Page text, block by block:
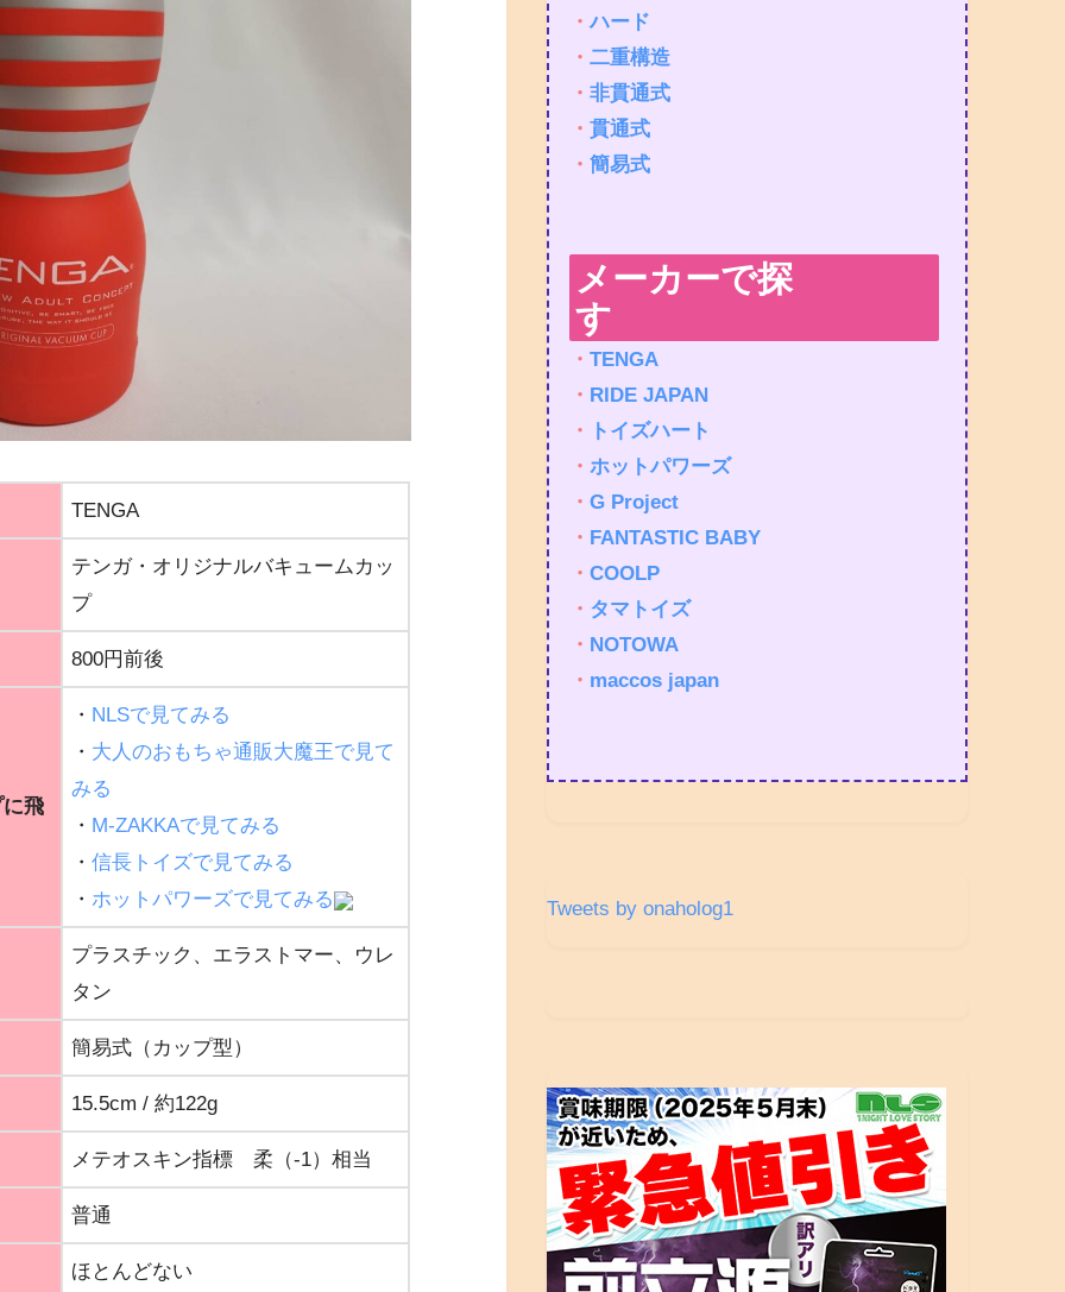
TENGA
テンガ・オリジナルバキュームカッ
プ
800円前後
飛
・ NLSで見てみる
・ 大人のおもちゃ通販大魔王で見て
みる
・ M-ZAKKAで見てみる
・ 信長トイズで見てみる
・ ホットパワーズで見てみる
プラスチック、エラストマー、ウレ
タン
簡易式（カップ型）
15.5cm / 約122g
メテオスキン指標 柔（-1）相当
普通
ほとんどない
・ハード
・ 二重構造
・ 非貫通式
・ 貫通式
・ 簡易式
メーカーで探
す
・ TENGA
・ RIDE JAPAN
・
トイズハート
・ ホットパワーズ
・ G Project
・ FANTASTIC BABY
・ COOLP
・ タマトイズ
・ NOTOWA
・ maccos japan
Tweets by onaholog1